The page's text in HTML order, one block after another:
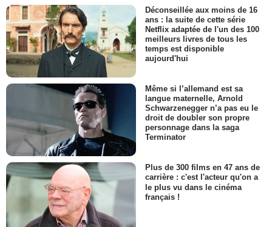
Déconseillée aux moins de 16
ans : la suite de cette série
Netflix adaptée de l'un des 100
meilleurs livres de tous les
temps est disponible
aujourd'hui
Même si l’allemand est sa
langue maternelle, Arnold
Schwarzenegger n’a pas eu le
droit de doubler son propre
personnage dans la saga
Terminator
Plus de 300 films en 47 ans de
carrière : c'est l'acteur qu'on a
le plus vu dans le cinéma
français !